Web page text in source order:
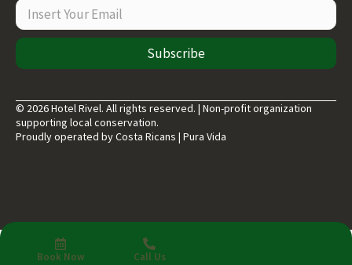
Book Now Call Us
Subscribe
© 2026 Hotel Rivel. All rights reserved. | Non-profit organization
supporting local conservation.
Proudly operated by Costa Ricans | Pura Vida